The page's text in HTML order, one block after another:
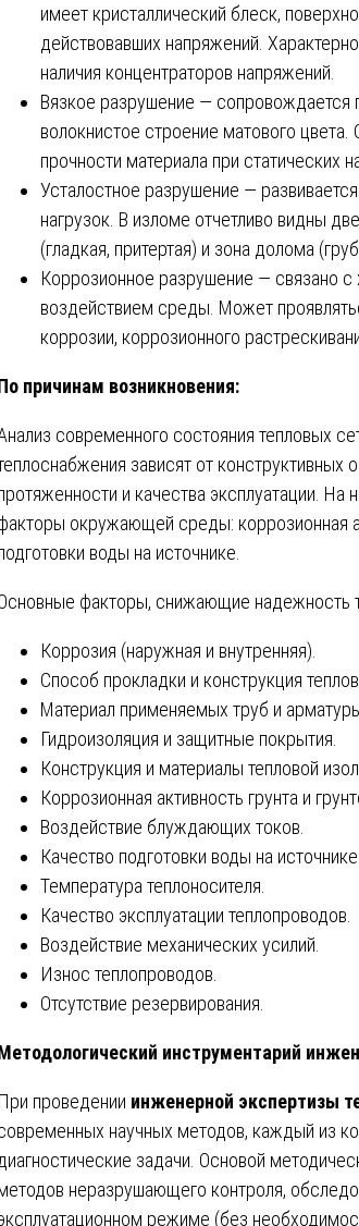
имеет кристаллический блеск,
действовавших напряжений.
наличия концентраторов напряжений.
Вязкое разрушение —
волокнистое строение матового
прочности материала при статических
Усталостное разрушение —
нагрузок. В изломе отчетливо видны
(гладкая, притертая) и зона долома
Коррозионное разрушение — связано
воздействием среды. Может
коррозии, коррозионного
причинам возникновения:
современного состояния тепловых
зависят от конструктивных
и качества эксплуатации.
окружающей среды: коррозионная
воды на источнике.
факторы, снижающие надежность
Коррозия (наружная и внутренняя).
Способ прокладки и конструкция
Материал применяемых труб и
Гидроизоляция и защитные покрытия.
Конструкция и материалы тепловой
Коррозионная активность грунта и
Воздействие блуждающих токов.
Качество подготовки воды на источнике.
Температура теплоносителя.
Качество эксплуатации теплопроводов.
Воздействие механических усилий.
Износ теплопроводов.
Отсутствие резервирования.
инструментарий
При проведении инженерной экспертизы
научных методов, каждый из
задачи. Основой
неразрушающего контроля,
режиме (без